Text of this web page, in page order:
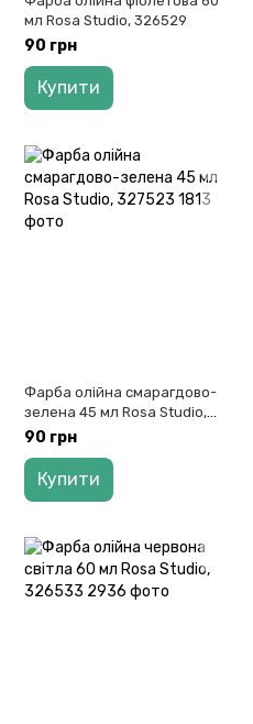
мл Rosa Studio, 326529
90 грн
Купити
Фарба олійна смарагдово-
зелена 45 мл Rosa Studio,
327523
90 грн
Купити